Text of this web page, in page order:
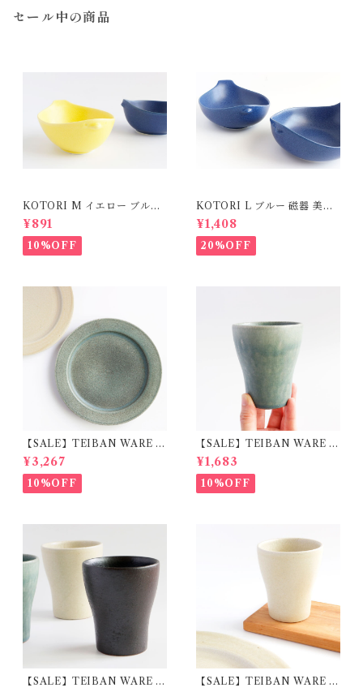
セール中の商品
KOTORI M イエロー ブルー
磁器 美濃焼
¥891
10%OFF
KOTORI L ブルー 磁器 美濃
焼
¥1,408
20%OFF
【SALE】TEIBAN WARE リ
ムプレートL 淡青磁 陶器 明山
窯
¥3,267
10%OFF
【SALE】TEIBAN WARE フ
リーカップM 淡青緑 陶器 明
山窯
¥1,683
10%OFF
【SALE】TEIBAN WARE フ
【SALE】TEIBAN WARE フ